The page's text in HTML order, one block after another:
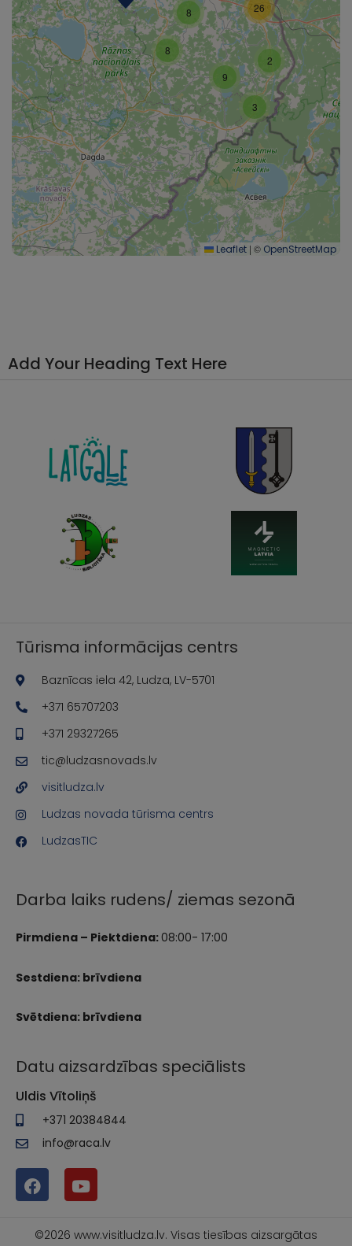
2
3
26
8
9
8
Leaflet | © OpenStreetMap
Add Your Heading Text Here
Tūrisma informācijas centrs
Baznīcas iela 42, Ludza, LV-5701
+371 65707203
+371 29327265
tic@ludzasnovads.lv
visitludza.lv
Ludzas novada tūrisma centrs
LudzasTIC
Darba laiks rudens/ ziemas sezonā
Pirmdiena – Piektdiena:08:00- 17:00
Sestdiena: brīvdiena
Svētdiena: brīvdiena
Datu aizsardzības speciālists
Uldis Vītoliņš
+371 20384844
info@raca.lv
©2026 www.visitludza.lv. Visas tiesības aizsargātas